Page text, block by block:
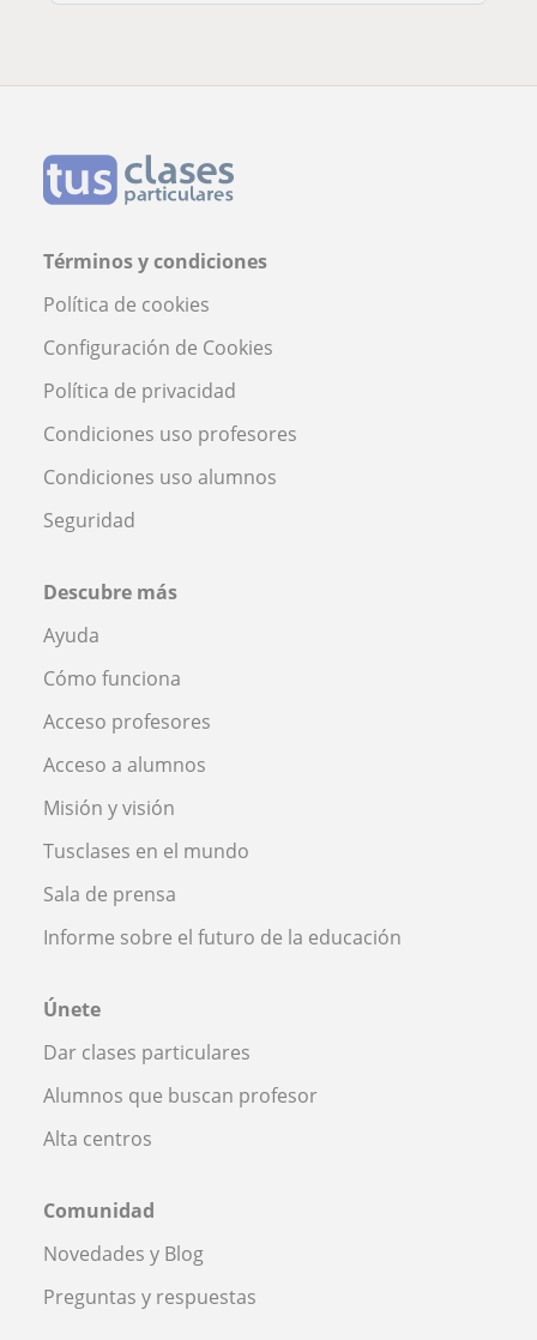
Términos y condiciones
Política de cookies
Configuración de Cookies
Política de privacidad
Condiciones uso profesores
Condiciones uso alumnos
Seguridad
Descubre más
Ayuda
Cómo funciona
Acceso profesores
Acceso a alumnos
Misión y visión
Tusclases en el mundo
Sala de prensa
Informe sobre el futuro de la educación
Únete
Dar clases particulares
Alumnos que buscan profesor
Alta centros
Comunidad
Novedades y Blog
Preguntas y respuestas